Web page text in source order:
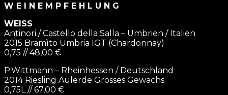
W E I N E M P F E H L U N G
WEISS
Antinori / Castello della Salla – Umbrien / Italien
2015 Bramìto Umbria IGT (Chardonnay)
0,75 // 48,00 €
P.Wittmann – Rheinhessen / Deutschland
2014 Riesling Aulerde Grosses Gewächs
0,75L // 67,00 €